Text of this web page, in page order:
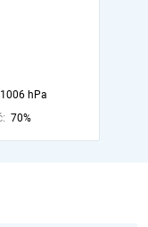
1006 hPa
70%